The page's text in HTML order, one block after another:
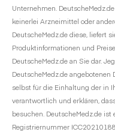
Unternehmen.
keinerlei Arzneimittel oder
DeutscheMedz.de diese, liefert
Produktinformationen und
DeutscheMedz.de an Sie dar.
DeutscheMedz.de angebotenen
selbst für die Einhaltung der in
verantwortlich und erklären,
besuchen. DeutscheMedz.de
Registriernummer